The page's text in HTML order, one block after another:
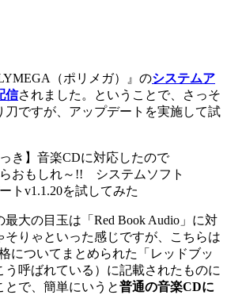
（ポリメガ）』のシステムア
信されました。ということで、さっそ
刀ですが、アップデートを実施して試
大の目玉は「Red Book Audio」に対
そりゃといった感じですが、こちらは
についてまとめられた「レッドブッ
う呼ばれている）に記載されたものに
で、簡単にいうと普通の音楽CDに